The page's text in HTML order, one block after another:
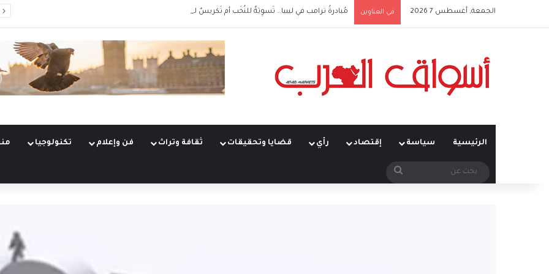
الجمعة, أغسطس 7 2026 في العناوين مُبادرةُ ترامب في ليبيا… تَسوِيَةٌ للنُخَب أم تَكريسٌ للانقسام؟
الرئيسية سياسة إقتصاد رأي قضايا وتحقيقات ثقافة وتراث فن وإعلام تكنولوجيا
بحث